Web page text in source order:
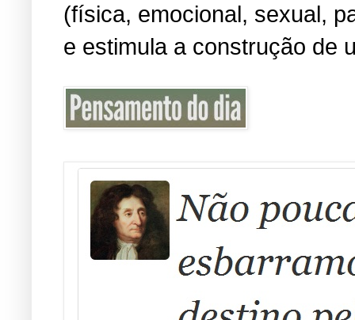
(física, emocional, sexual,
e estimula a construção de